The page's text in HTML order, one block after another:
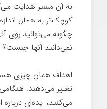
به آن مسیر هدایت
کوچک‌تر به همان
چگونه می‌توانید روی
نمی‌دانید آنها چیست؟
اهداف همان چیزی
تغییر می‌دهند.
می‌کنید، ایده‌ای